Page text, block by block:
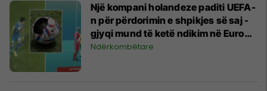
Një kompani holandeze paditi UEFA-
n për përdorimin e shpikjes së saj -
gjyqi mund të ketë ndikim në Euro
2024
Ndërkombëtare